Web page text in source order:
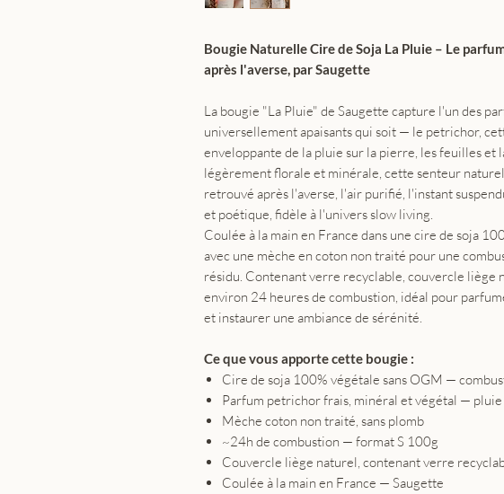
Bougie Naturelle Cire de Soja La Pluie – Le
après l'averse, par Saugette
La bougie "La Pluie" de Saugette capture l'un des
universellement apaisants qui soit — le petrichor,
enveloppante de la pluie sur la pierre, les feuilles et
légèrement florale et minérale, cette senteur
retrouvé après l'averse, l'air purifié, l'instant
et poétique, fidèle à l'univers slow living.
Coulée à la main en France dans une cire de soja
avec une mèche en coton non traité pour une
résidu. Contenant verre recyclable, couvercle liège
environ 24 heures de combustion, idéal pour
et instaurer une ambiance de sérénité.
Ce que vous apporte cette bougie :
Cire de soja 100% végétale sans OGM —
Parfum petrichor frais, minéral et végétal —
Mèche coton non traité, sans plomb
~24h de combustion — format S 100g
Couvercle liège naturel, contenant verre
Coulée à la main en France — Saugette